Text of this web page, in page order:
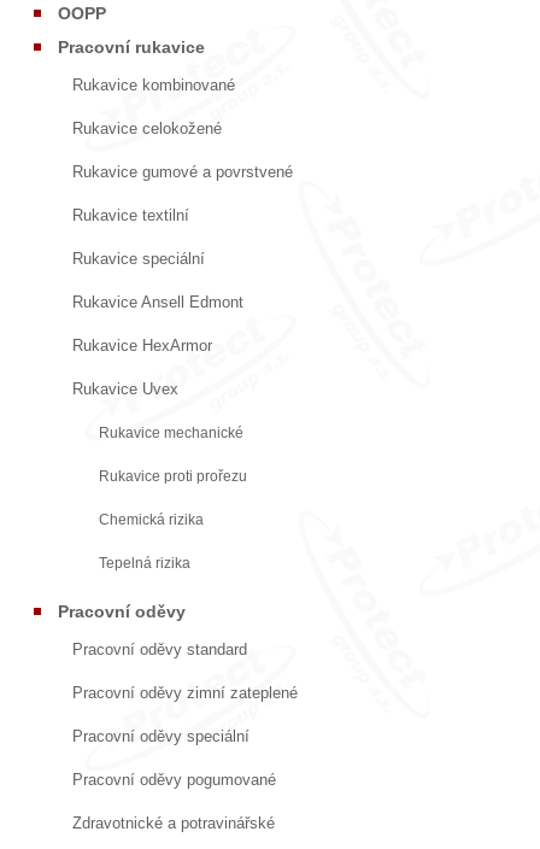
OOPP
Pracovní rukavice
Rukavice kombinované
Rukavice celokožené
Rukavice gumové a povrstvené
Rukavice textilní
Rukavice speciální
Rukavice Ansell Edmont
Rukavice HexArmor
Rukavice Uvex
Rukavice mechanické
Rukavice proti prořezu
Chemická rizika
Tepelná rizika
Pracovní oděvy
Pracovní oděvy standard
Pracovní oděvy zimní zateplené
Pracovní oděvy speciální
Pracovní oděvy pogumované
Zdravotnické a potravinářské